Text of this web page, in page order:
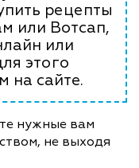
рецепты
или Вотсап,
или
этого
на сайте.
нужные вам
не выходя